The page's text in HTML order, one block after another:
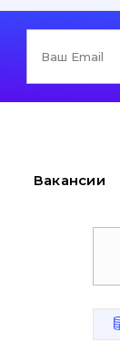
Вакансии